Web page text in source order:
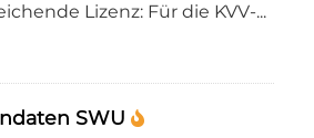
Lizenz: Für die KVV-...
SWU